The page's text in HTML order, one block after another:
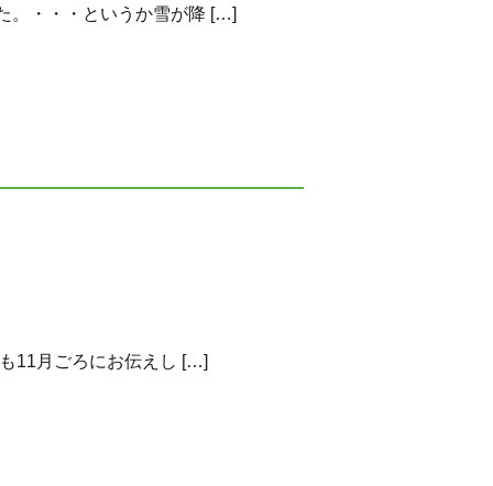
。・・・というか雪が降 […]
11月ごろにお伝えし […]